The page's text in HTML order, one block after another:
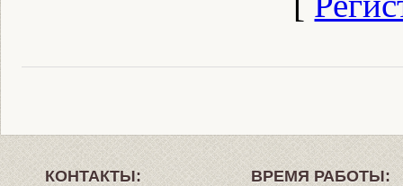
КОНТАКТЫ: ВРЕМЯ РАБОТЫ: